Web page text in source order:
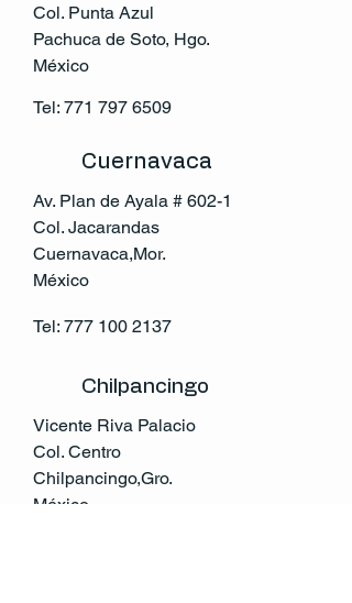
Col. Punta Azul
Pachuca de Soto, Hgo.
México
Tel: 771 797 6509
Cuernavaca
Av. Plan de Ayala # 602-1
Col. Jacarandas
Cuernavaca,Mor.
México
Tel: 777 100 2137
Chilpancingo
Vicente Riva Palacio
Col. Centro
Chilpancingo,Gro.
México